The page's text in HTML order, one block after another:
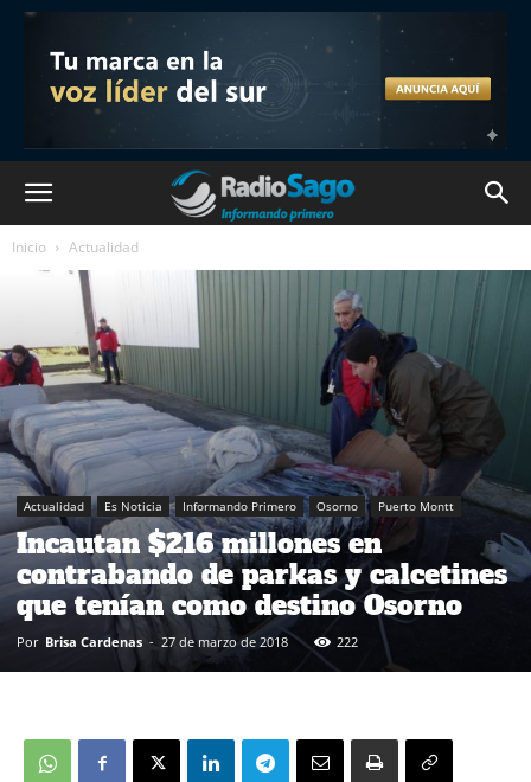
Inicio Actualidad
Actualidad Es Noticia Informando Primero Osorno Puerto Montt
Incautan $216 millones en
contrabando de parkas y calcetines
que tenían como destino Osorno
Por Brisa Cardenas - 27 de marzo de 2018 222